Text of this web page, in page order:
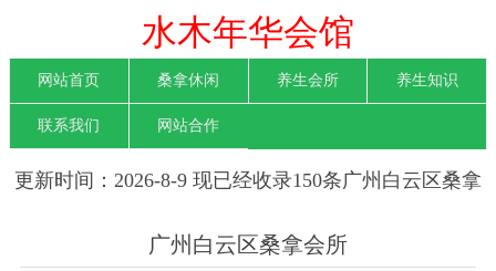
水木年华会馆
网站首页 桑拿休闲 养生会所 养生知识
联系我们 网站合作
更新时间：2026-8-9 现已经收录150条广州白云区桑拿
广州白云区桑拿会所